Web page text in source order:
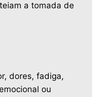
a tomada de
dores, fadiga,
ou